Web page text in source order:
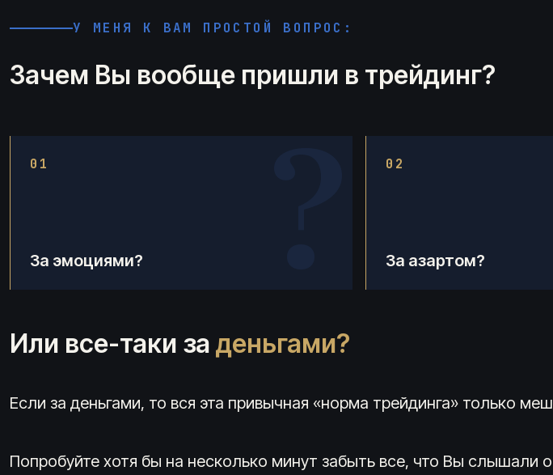
У МЕНЯ К ВАМ ПРОСТОЙ ВОПРОС:
Зачем Вы вообще пришли в трейдинг?
01 ?
За эмоциями?
02
За азартом?
Или все-таки за деньгами?
Если за деньгами, то вся эта привычная «норма трейдинга» только
Попробуйте хотя бы на несколько минут забыть все, что Вы слышали